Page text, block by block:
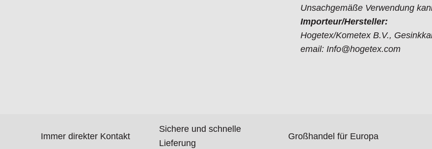
Unsachgemäße Verwendung
Importeur/Hersteller:
Hogetex/Kometex B.V.,
email: Info@hogetex.com
Immer direkter Kontakt
Sichere und schnelle
Lieferung
Großhandel für Europa